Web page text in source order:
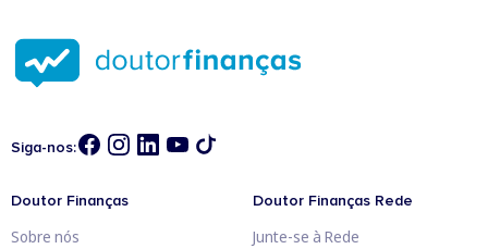
Siga-nos:
Doutor Finanças
Sobre nós
Doutor Finanças Rede
Junte-se à Rede